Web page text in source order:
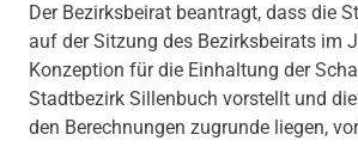
Der Bezirksbeirat beantragt, dass die
auf der Sitzung des Bezirksbeirats im
Konzeption für die Einhaltung der
Stadtbezirk Sillenbuch vorstellt und
den Berechnungen zugrunde liegen,